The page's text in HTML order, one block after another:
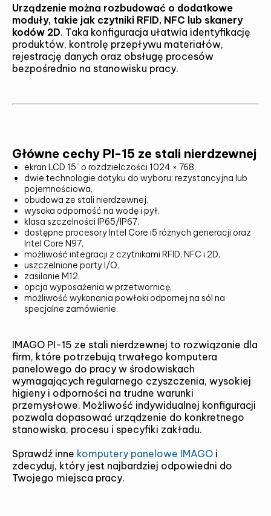
Urządzenie można rozbudować o dodatkowe
moduły, takie jak czytniki RFID, NFC lub skanery
kodów 2D. Taka konfiguracja ułatwia identyfikację
produktów, kontrolę przepływu materiałów,
rejestrację danych oraz obsługę procesów
bezpośrednio na stanowisku pracy.
Główne cechy PI-15 ze stali nierdzewnej
ekran LCD 15” o rozdzielczości 1024 × 768,
dwie technologie dotyku do wyboru: rezystancyjna lub
pojemnościowa,
obudowa ze stali nierdzewnej,
wysoka odporność na wodę i pył,
klasa szczelności IP65/IP67,
dostępne procesory Intel Core i5 różnych generacji oraz
Intel Core N97,
możliwość integracji z czytnikami RFID, NFC i 2D,
uszczelnione porty I/O,
zasilanie M12,
opcja wyposażenia w przetwornicę,
możliwość wykonania powłoki odpornej na sól na
specjalne zamówienie.
IMAGO PI-15 ze stali nierdzewnej to rozwiązanie dla
firm, które potrzebują trwałego komputera
panelowego do pracy w środowiskach
wymagających regularnego czyszczenia, wysokiej
higieny i odporności na trudne warunki
przemysłowe. Możliwość indywidualnej konfiguracji
pozwala dopasować urządzenie do konkretnego
stanowiska, procesu i specyfiki zakładu.
Sprawdź inne komputery panelowe IMAGO i
zdecyduj, który jest najbardziej odpowiedni do
Twojego miejsca pracy.